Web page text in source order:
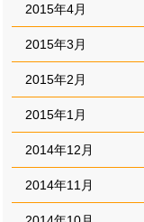
2015年4月
2015年3月
2015年2月
2015年1月
2014年12月
2014年11月